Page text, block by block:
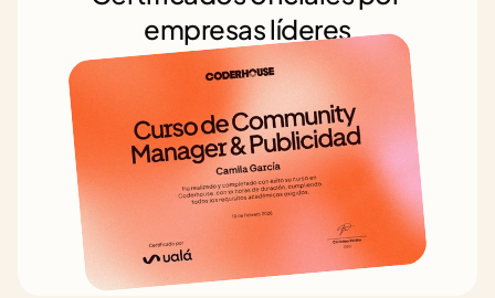
empresas líderes